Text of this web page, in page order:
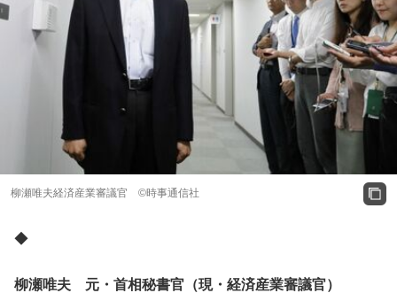
柳瀬唯夫経済産業審議官 ©時事通信社
◆
柳瀬唯夫 元・首相秘書官（現・経済産業審議官）